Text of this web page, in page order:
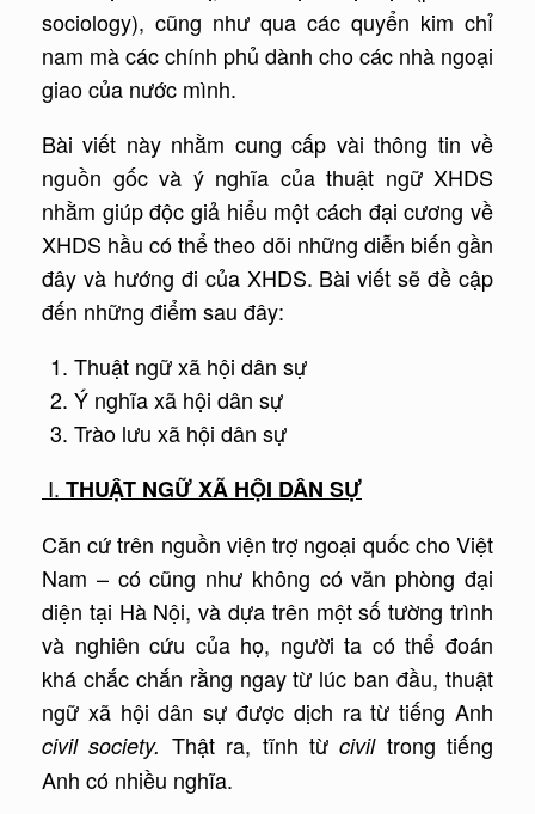
sociology), cũng như qua các quyển kim chỉ
nam mà các chính phủ dành cho các nhà ngoại
giao của nước mình.
Bài viết này nhằm cung cấp vài thông tin về
nguồn gốc và ý nghĩa của thuật ngữ XHDS
nhằm giúp độc giả hiểu một cách đại cương về
XHDS hầu có thể theo dõi những diễn biến gần
đây và hướng đi của XHDS. Bài viết sẽ đề cập
đến những điểm sau đây:
Thuật ngữ xã hội dân sự
Ý nghĩa xã hội dân sự
Trào lưu xã hội dân sự
I. THUẬT NGỮ XÃ HỘI DÂN SỰ
Căn cứ trên nguồn viện trợ ngoại quốc cho Việt
Nam – có cũng như không có văn phòng đại
diện tại Hà Nội, và dựa trên một số tường trình
và nghiên cứu của họ, người ta có thể đoán
khá chắc chắn rằng ngay từ lúc ban đầu, thuật
ngữ xã hội dân sự được dịch ra từ tiếng Anh
civil society. Thật ra, tĩnh từcivil trong tiếng
Anh có nhiều nghĩa.